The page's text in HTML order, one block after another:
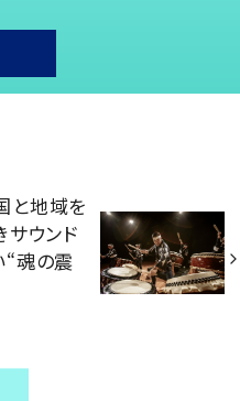
と地域を
ウンド
“魂の震